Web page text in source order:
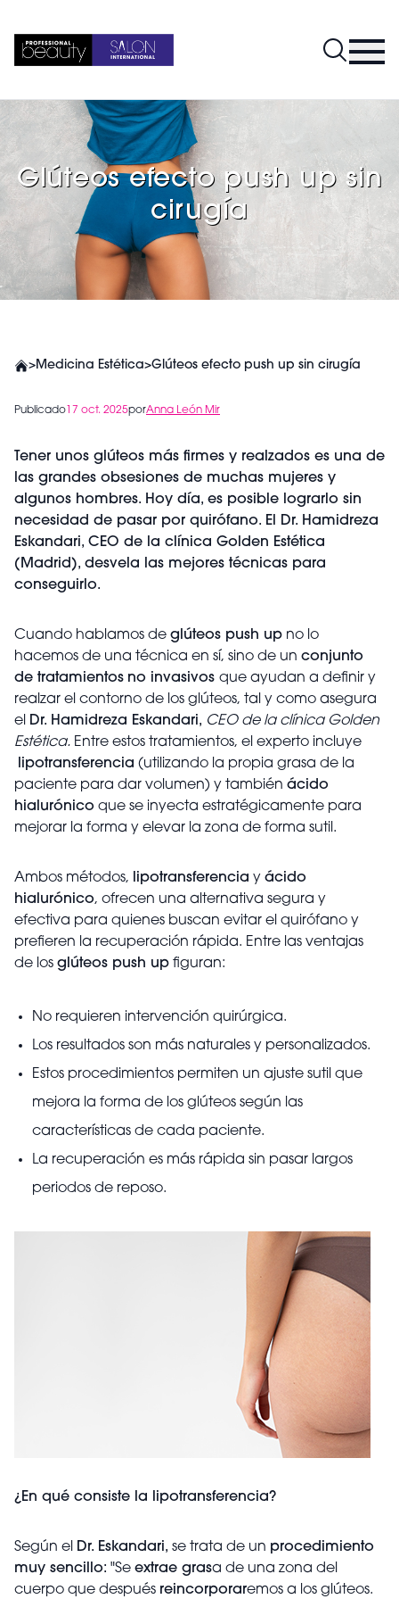
Glúteos efecto push up sin
cirugía
>Medicina Estética>Glúteos efecto push up sin cirugía
Publicado 17 oct. 2025porAnna León Mir
Tener unos glúteos más firmes y realzados es una de
las grandes obsesiones de muchas mujeres y
algunos hombres. Hoy día, es posible lograrlo sin
necesidad de pasar por quirófano. El Dr. Hamidreza
Eskandari, CEO de la clínica Golden Estética
(Madrid), desvela las mejores técnicas para
conseguirlo.
Cuando hablamos de glúteos push up no lo
hacemos de una técnica en sí, sino de un conjunto
de tratamientos no invasivos que ayudan a definir y
realzar el contorno de los glúteos, tal y como asegura
el Dr. Hamidreza Eskandari, CEO de la clínica Golden
Estética. Entre estos tratamientos, el experto incluye
lipotransferencia (utilizando la propia grasa de la
paciente para dar volumen) y también ácido
hialurónico que se inyecta estratégicamente para
mejorar la forma y elevar la zona de forma sutil.
Ambos métodos, lipotransferencia y ácido
hialurónico, ofrecen una alternativa segura y
efectiva para quienes buscan evitar el quirófano y
prefieren la recuperación rápida. Entre las ventajas
de los glúteos push up figuran:
No requieren intervención quirúrgica.
Los resultados son más naturales y personalizados.
Estos procedimientos permiten un ajuste sutil que
mejora la forma de los glúteos según las
características de cada paciente.
La recuperación es más rápida sin pasar largos
periodos de reposo.
¿En qué consiste la lipotransferencia?
Según el Dr. Eskandari, se trata de un procedimiento
muy sencillo: "Se extrae grasa de una zona del
cuerpo que después reincorporaremos a los glúteos.